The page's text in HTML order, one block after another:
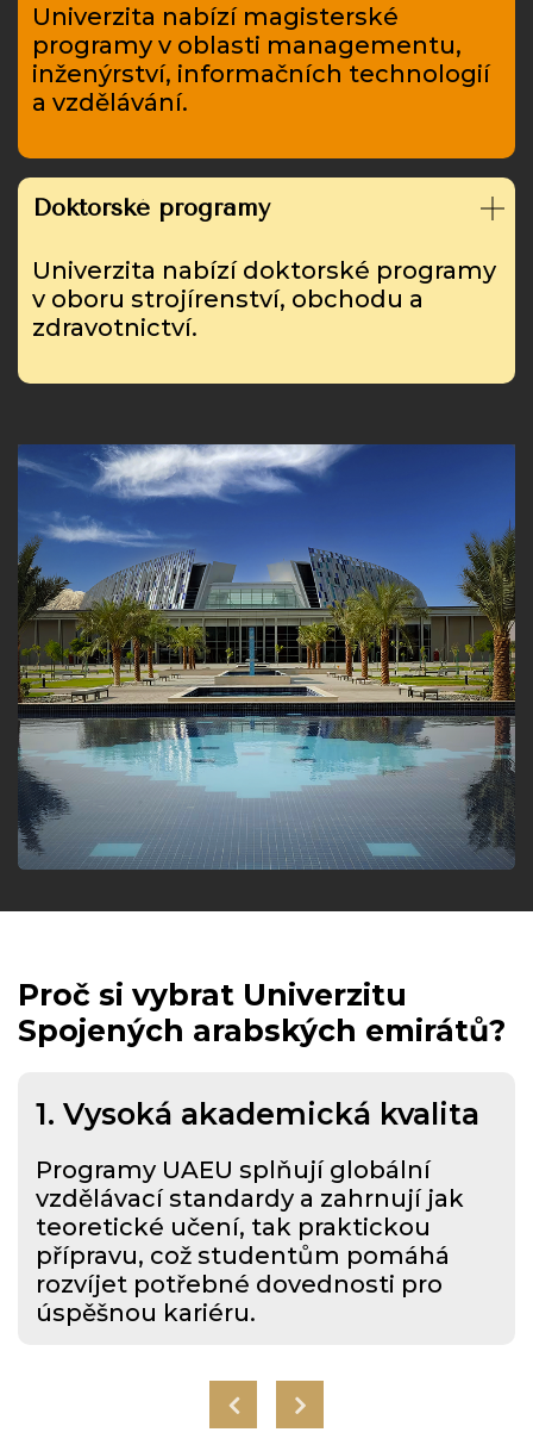
Univerzita nabízí magisterské
programy v oblasti managementu,
inženýrství, informačních technologií
a vzdělávání.
Doktorské programy
Univerzita nabízí doktorské programy
v oboru strojírenství, obchodu a
zdravotnictví.
Proč si vybrat Univerzitu
Spojených arabských emirátů?
1. Vysoká akademická kvalita
Programy UAEU splňují globální
vzdělávací standardy a zahrnují jak
teoretické učení, tak praktickou
přípravu, což studentům pomáhá
rozvíjet potřebné dovednosti pro
úspěšnou kariéru.